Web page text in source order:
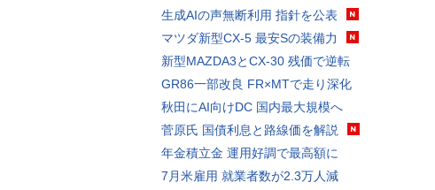
生成AIの声無断利用 指針を公表
マツダ新型CX-5 最安Sの装備力
新型MAZDA3とCX-30 残価で逆転
GR86一部改良 FR×MTで走り深化
秋田にAI向けDC 国内最大規模へ
菅原氏 国債利息と路線価を解説
年金積立金 運用好調で最高額に
7月米雇用 就業者数が2.3万人減